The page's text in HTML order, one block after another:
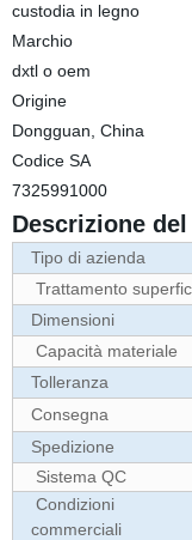
custodia in legno
Marchio
dxtl o oem
Origine
Dongguan, China
Codice SA
7325991000
Descrizione
Tipo di azienda
Trattamento
Dimensioni
Capacità materiale
Tolleranza
Consegna
Spedizione
Sistema QC
Condizioni
commerciali